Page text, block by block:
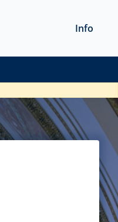
Info